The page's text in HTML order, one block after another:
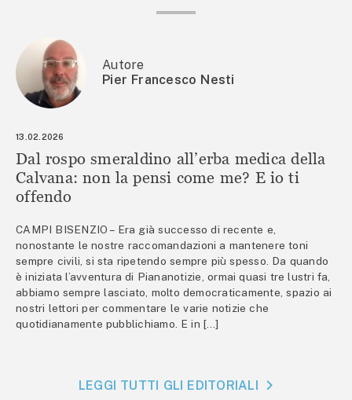
Autore
Pier Francesco Nesti
13.02.2026
Dal rospo smeraldino all’erba medica della
Calvana: non la pensi come me? E io ti
offendo
CAMPI BISENZIO – Era già successo di recente e,
nonostante le nostre raccomandazioni a mantenere toni
sempre civili, si sta ripetendo sempre più spesso. Da quando
è iniziata l’avventura di Piananotizie, ormai quasi tre lustri fa,
abbiamo sempre lasciato, molto democraticamente, spazio ai
nostri lettori per commentare le varie notizie che
quotidianamente pubblichiamo. E in […]
LEGGI TUTTI GLI EDITORIALI